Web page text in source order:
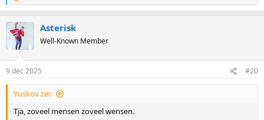
e
c
t
s
:
Asterisk
Well-Known Member
9 dec 2025 #20
Yuskov zei:
Tja, zoveel mensen zoveel wensen.